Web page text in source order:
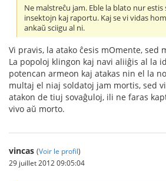
Ne malstreĉu jam. Eble la blato nur estis
insektojn kaj raportu. Kaj se vi vidas
ankaŭ sciigu al ni.
Vi pravis, la atako ĉesis mOmente, sed
La popoloj klingon kaj navi aliiĝis al la
potencan armeon kaj atakas nin el la
multaj el niaj soldatoj jam mortis, sed
atakon de tiuj sovaĝuloj, ili ne faras
vivo aŭ morto.
vincas (Voir le profil)
29 juillet 2012 09:05:04